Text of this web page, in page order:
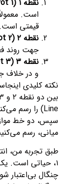
نقطه ۱ (Pivot 1):
است.
قیمتی است.
نقطه ۲ (Pivot 2):
جهت روند
نقطه ۳ (Pivot 3):
و در خلاف جهت
Line) را رسم می‌کنیم که
میانی، رسم
طبق تجربه من،
۱، حیاتی است.
چنگال بی‌اعتبار